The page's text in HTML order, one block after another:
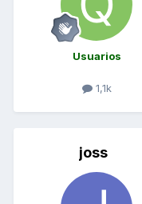
Usuarios
1,1k
joss